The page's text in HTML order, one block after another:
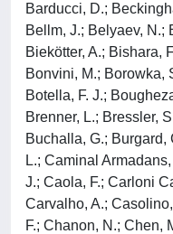
Barducci, D.;
Bellm, J.; Belyaev, N.;
Biekötter, A.; Bishara,
Bonvini, M.; Borowka,
Botella, F. J.;
Brenner, L.; Bressler,
Buchalla, G.; Burgard,
L.; Caminal
J.; Caola, F.; Carloni
Carvalho, A.;
F.; Chanon, N.; Chen,